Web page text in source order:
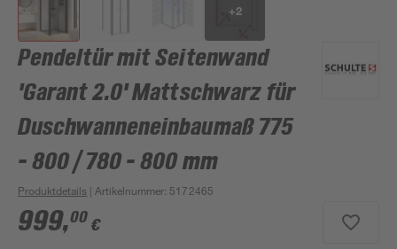
+2
Pendeltür mit Seitenwand
'Garant 2.0' Mattschwarz für
Duschwanneneinbaumaß 775
- 800 / 780 - 800 mm
Produktdetails | Artikelnummer: 5172465
999,00 €